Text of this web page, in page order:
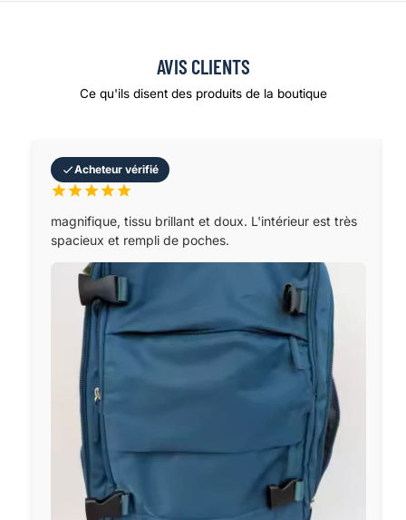
AVIS CLIENTS
Ce qu'ils disent des produits de la boutique
Acheteur vérifié
magnifique, tissu brillant et doux. L'intérieur est très
spacieux et rempli de poches.